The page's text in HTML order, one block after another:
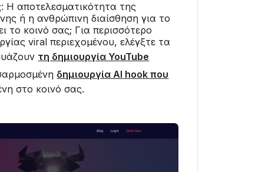
Η αποτελεσματικότητα της
ή η ανθρώπινη διαίσθηση για το
το κοινό σας; Για περισσότερο
viral περιεχομένου, ελέγξτε τα
τη δημιουργία YouTube
δημιουργία AI hook που
στο κοινό σας.